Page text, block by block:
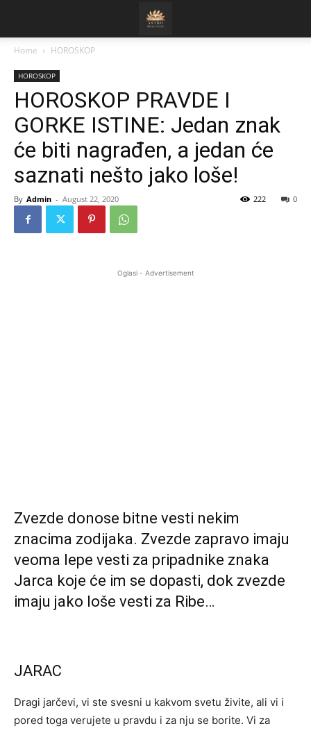
Home HOROSKOP
HOROSKOP
HOROSKOP PRAVDE I
GORKE ISTINE: Jedan znak
će biti nagrađen, a jedan će
saznati nešto jako loše!
By Admin - August 22, 2020 0
222
Oglasi - Advertisement
Zvezde donose bitne vesti nekim
znacima zodijaka. Zvezde zapravo imaju
veoma lepe vesti za pripadnike znaka
Jarca koje će im se dopasti, dok zvezde
imaju jako loše vesti za Ribe…
JARAC
Dragi jarčevi, vi ste svesni u kakvom svetu živite, ali vi i
pored toga verujete u pravdu i za nju se borite. Vi za